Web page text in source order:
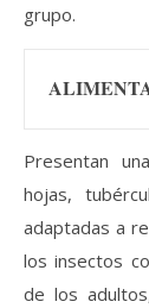
grupo.
Presentan
hojas,
adaptadas a
los insectos
de los